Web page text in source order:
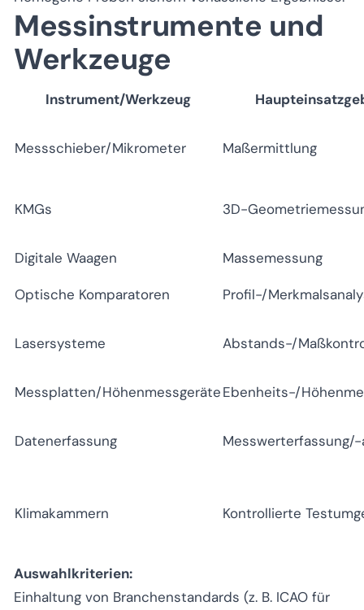
Messinstrumente und
Werkzeuge
Instrument/Werkzeug
Messschieber/Mikrometer Maßermittlung
KMGs 3D-
Digitale Waagen Massemessung
Optische Komparatoren Profil-/
Lasersysteme Abstands-/
Messplatten/HöhenmessgeräteEbenheits-/
Datenerfassung Messwerterfassung/-
Klimakammern Kontrollierte
Auswahlkriterien:
Einhaltung von Branchenstandards (z. B. ICAO für